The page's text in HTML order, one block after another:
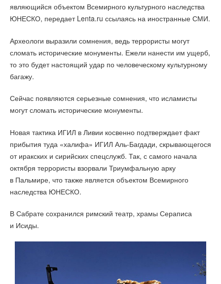
являющийся объектом Всемирного культурного наследства
ЮНЕСКО, передает Lenta.ru ссылаясь на иностранные СМИ.
Археологи выразили сомнения, ведь террористы могут
сломать исторические монументы. Ежели нанести им ущерб,
то это будет настоящий удар по человеческому культурному
багажу.
Сейчас появляются серьезные сомнения, что исламисты
могут сломать исторические монументы.
Новая тактика ИГИЛ в Ливии косвенно подтверждает факт
прибытия туда «халифа» ИГИЛ Аль-Багдади, скрывающегося
от иракских и сирийских спецслужб. Так, с самого начала
октября террористы взорвали Триумфальную арку
в Пальмире, что также является объектом Всемирного
наследства ЮНЕСКО.
В Сабрате сохранился римский театр, храмы Сераписа
и Исиды.